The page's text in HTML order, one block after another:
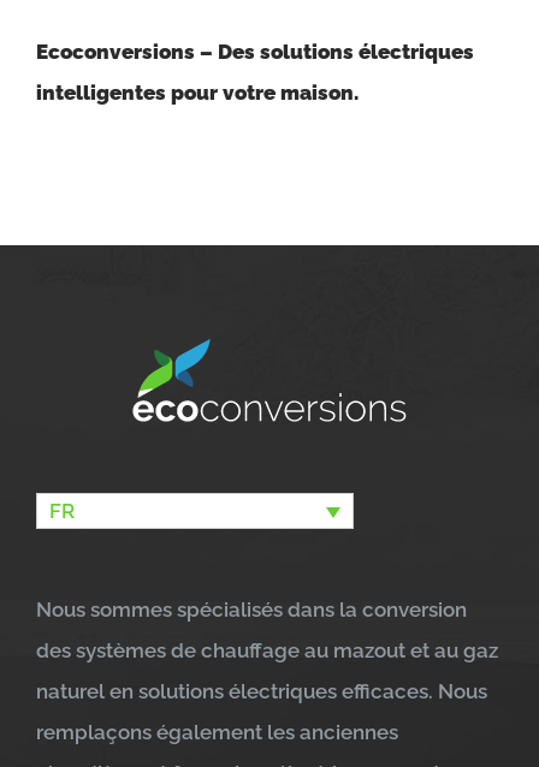
Ecoconversions – Des solutions électriques
intelligentes pour votre maison.
FR
Nous sommes spécialisés dans la conversion
des systèmes de chauffage au mazout et au gaz
naturel en solutions électriques efficaces. Nous
remplaçons également les anciennes